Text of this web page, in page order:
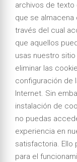
archivos de
que se almacena
través del cual
que aquellos
usas nuestro
eliminar las
configuración de
Internet. Sin
instalación de
no puedas
experiencia en
satisfactoria. Ello
para el